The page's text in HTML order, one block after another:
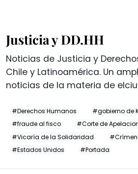
Justicia y DD.HH
Noticias de Justicia y
Chile y Latinoamérica. Un
noticias de la materia de
#Derechos Humanos #gobierno de
#fraude al fisco
#Corte de
#Vicaría de la Solidaridad
#Estados Unidos
#Portada